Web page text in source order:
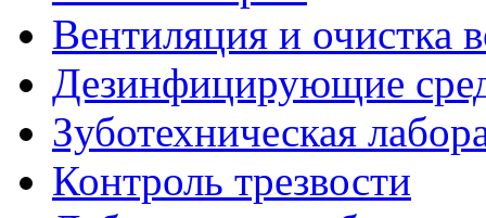
Вентиляция и очистка
Дезинфицирующие
Зуботехническая
Контроль трезвости